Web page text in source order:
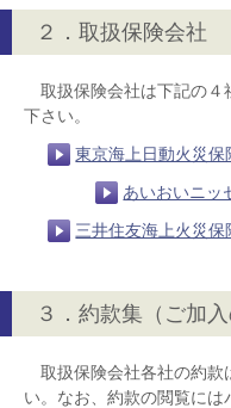
２．取扱保険会社
取扱保険会社は下記の
下さい。
東京海上日動火災保
あいおいニッ
三井住友海上火災保
３．約款集（ご加入
取扱保険会社各社の約
い。なお、約款の閲覧に